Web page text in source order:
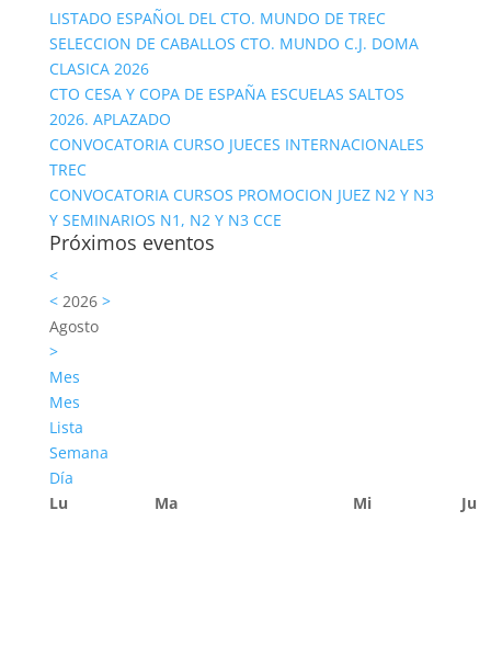
LISTADO ESPAÑOL DEL CTO. MUNDO DE TREC
SELECCION DE CABALLOS CTO. MUNDO C.J. DOMA
CLASICA 2026
CTO CESA Y COPA DE ESPAÑA ESCUELAS SALTOS
2026. APLAZADO
CONVOCATORIA CURSO JUECES INTERNACIONALES
TREC
CONVOCATORIA CURSOS PROMOCION JUEZ N2 Y N3
Y SEMINARIOS N1, N2 Y N3 CCE
Próximos eventos
<
<2026 >
Agosto
>
Mes
Mes
Lista
Semana
Día
Lu
Ma Mi Ju